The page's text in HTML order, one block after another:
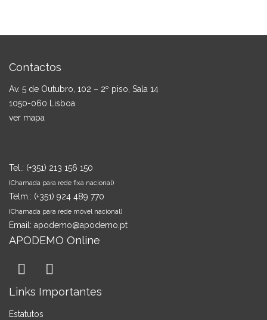
Contactos
Av. 5 de Outubro, 102 – 2º piso, Sala 14
1050-060 Lisboa
ver mapa
Tel.: (+351) 213 156 150
(Chamada para rede fixa nacional)
Telm.: (+351) 924 489 770
(Chamada para rede móvel nacional)
Email: apodemo@apodemo.pt
APODEMO Online
Links Importantes
Estatutos